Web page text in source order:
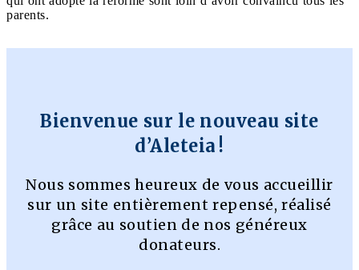
parents.
Bienvenue sur le nouveau site
d’Aleteia !
Nous sommes heureux de vous accueillir
sur un site entièrement repensé, réalisé
grâce au soutien de nos généreux
donateurs.